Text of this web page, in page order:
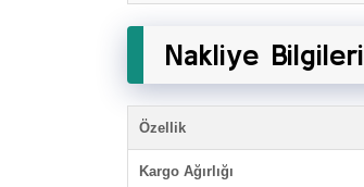
Nakliye Bilgileri
Özellik
Kargo Ağırlığı